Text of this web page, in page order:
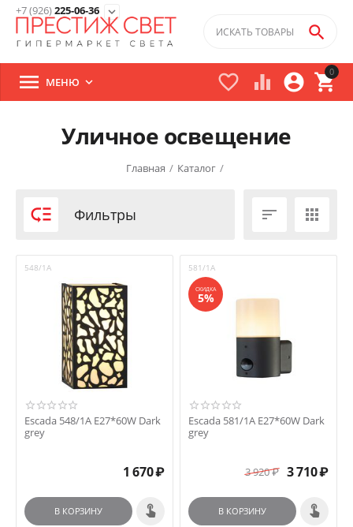
+7 (926)225-06-36 expand_more
0


 

 МЕНЮ 
Уличное освещение
Главная / Каталог /
 Фильтры  
548/1A
Escada 548/1А E27*60W Dark
grey
1 670₽
В КОРЗИНУ
581/1A
СКИДКА
5%
Escada 581/1A E27*60W Dark
grey
3 920₽ 3 710₽
В КОРЗИНУ